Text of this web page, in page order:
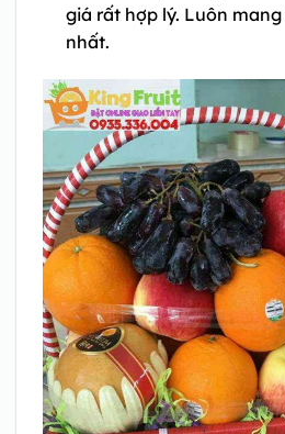
giá rất hợp lý. Luôn
nhất.